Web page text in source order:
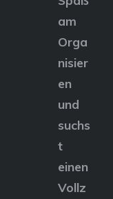
am
Orga
nisier
en
und
suchs
t
einen
Vollz